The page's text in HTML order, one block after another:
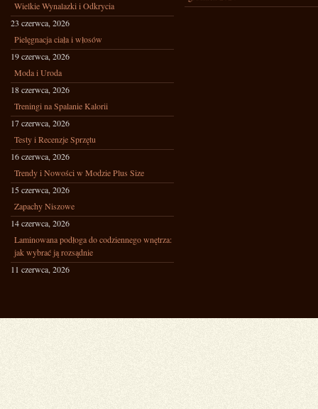
Wielkie Wynalazki i Odkrycia
23 czerwca, 2026
Pielęgnacja ciała i włosów
19 czerwca, 2026
Moda i Uroda
18 czerwca, 2026
Treningi na Spalanie Kalorii
17 czerwca, 2026
Testy i Recenzje Sprzętu
16 czerwca, 2026
Trendy i Nowości w Modzie Plus Size
15 czerwca, 2026
Zapachy Niszowe
14 czerwca, 2026
Laminowana podłoga do codziennego wnętrza:
jak wybrać ją rozsądnie
11 czerwca, 2026